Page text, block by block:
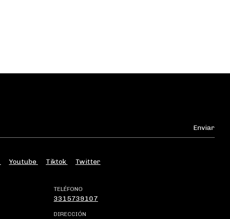
Youtube Tiktok Twitter
TELÉFONO
3315739107
DIRECCIÓN